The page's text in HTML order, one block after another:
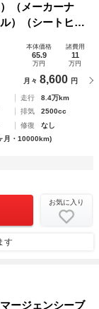
（メーカーナ
）（シートヒー
ト）（ＨＩＤヘ
チＡＷ）
本体価格
65.9
万円
諸費用
11
万円
月々 8,600 円
走行
8.4万km
排気
2500cc
修復
なし
月・10000km)
お気に入り
す
ージェンシーブ